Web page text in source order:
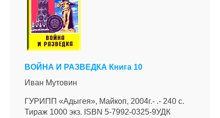
ВОЙНА И РАЗВЕДКА Книга 10
Иван Мутовин
ГУРИПП «Адыгея», Майкоп, 2004г.- .- 240 с.
Тираж 1000 экз. ISBN 5-7992-0325-9УДК